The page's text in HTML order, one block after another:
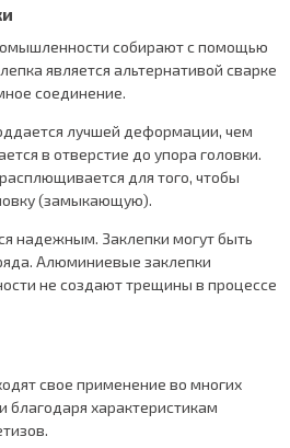
собирают с помощью
является альтернативой сварке
соединение.
лучшей деформации, чем
в отверстие до упора головки.
для того, чтобы
(замыкающую).
надежным. Заклепки могут быть
Алюминиевые заклепки
не создают трещины в процессе
свое применение во многих
характеристикам